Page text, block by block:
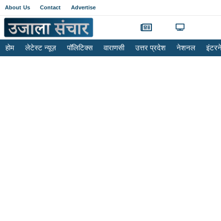
About Us Contact Advertise
होम लेटेस्ट न्यूज़ पॉलिटिक्स वाराणसी उत्तर प्रदेश नेशनल